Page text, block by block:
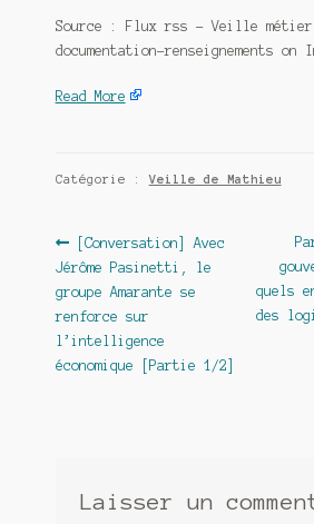
Source : Flux rss – Veille métier
documentation-renseignements on
Read More
Catégorie :Veille de Mathieu
Navigation
de
l’article
Article
précédent :
[Conversation] Avec
Jérôme Pasinetti, le
groupe Amarante se
renforce sur
l’intelligence
économique [Partie 1/2]
quels
des
Laisser un